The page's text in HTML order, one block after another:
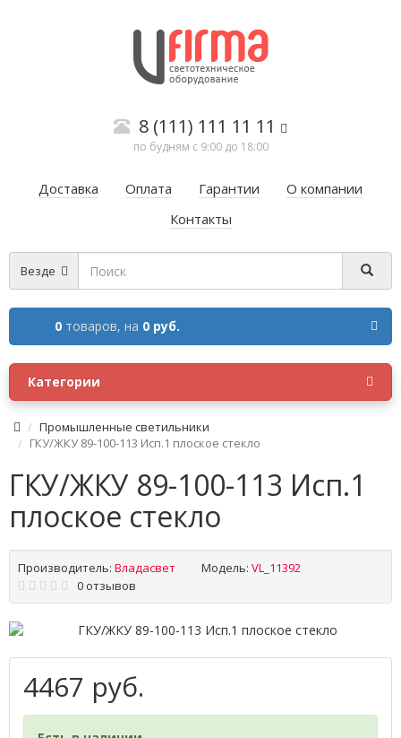
8 (111) 111 11 11
по будням с 9:00 до 18:00
Доставка Оплата Гарантии
О компании
Контакты
Везде
0 товаров, на 0 руб.
Категории
Промышленные светильники
ГКУ/ЖКУ 89-100-113 Исп.1 плоское стекло
ГКУ/ЖКУ 89-100-113 Исп.1
плоское стекло
Производитель: Владасвет Модель: VL_11392
0 отзывов
4467 руб.